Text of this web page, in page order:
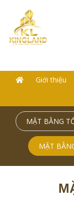
Giới thiệu
MẶT BẰNG
MẶT